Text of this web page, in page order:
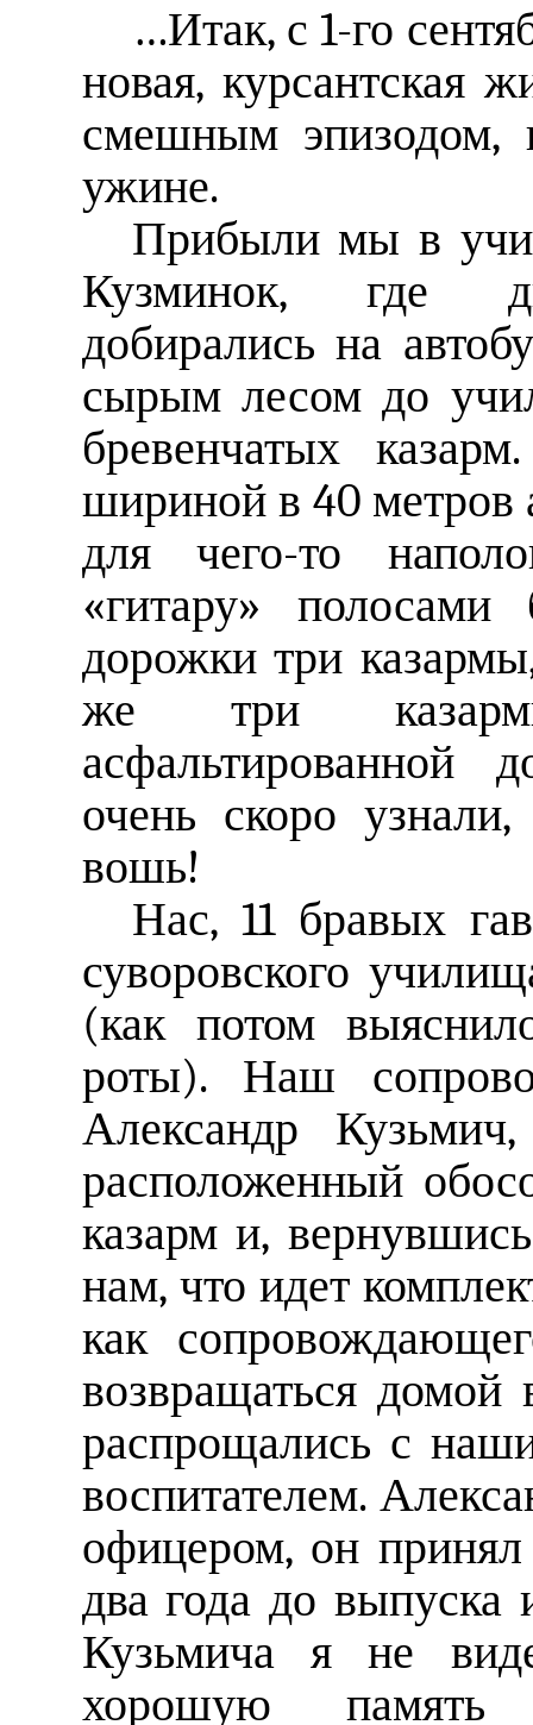
…Итак, с 1-го
новая, курсантская
смешным
ужине.
Прибыли мы в
Кузминок, где
добирались на
сырым лесом до
бревенчатых
шириной в 40 метров
для чего-то
«гитару»
дорожки три
же три
очень скоро
вошь!
Нас, 11 бравых
суворовского
(как потом
роты). Наш
Александр
расположенный
казарм и,
нам, что идет
как
возвращаться
распрощались с
воспитателем.
офицером, он
два года до
Кузьмича я не
хорошую